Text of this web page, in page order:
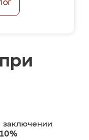
заключении